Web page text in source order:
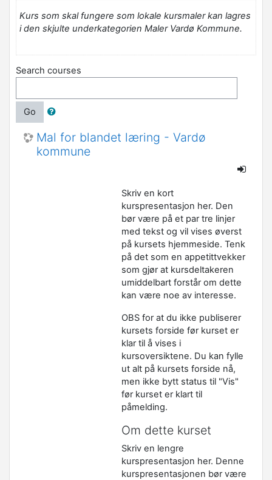
Kurs som skal fungere som lokale kursmaler kan lagres
i den skjulte underkategorien Maler Vardø Kommune.
Search courses
Go
Mal for blandet læring - Vardø
kommune
Skriv en kort
kurspresentasjon her. Den
bør være på et par tre linjer
med tekst og vil vises øverst
på kursets hjemmeside. Tenk
på det som en appetittvekker
som gjør at kursdeltakeren
umiddelbart forstår om dette
kan være noe av interesse.
OBS for at du ikke publiserer
kursets forside før kurset er
klar til å vises i
kursoversiktene. Du kan fylle
ut alt på kursets forside nå,
men ikke bytt status til "Vis"
før kurset er klart til
påmelding.
Om dette kurset
Skriv en lengre
kurspresentasjon her. Denne
kurspresentasjonen bør være